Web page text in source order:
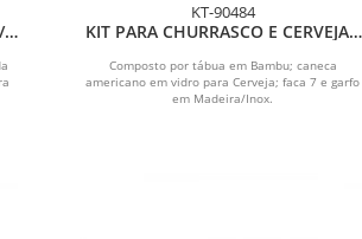
KT-90484
KIT PARA CHURRASCO E CERVEJA -
Composto por tábua em Bambu; caneca
americano em vidro para Cerveja; faca 7 e garfo
em Madeira/Inox.